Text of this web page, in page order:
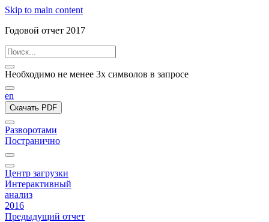
Skip to main content
Годовой отчет 2017
Необходимо не менее 3х символов в запросе
en
Скачать PDF
Разворотами
Постранично
Центр загрузки
Интерактивный
анализ
2016
Предыдущий отчет